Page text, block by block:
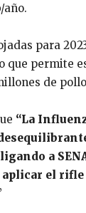
año.
para
que permite
de
“La
a
aplicar el